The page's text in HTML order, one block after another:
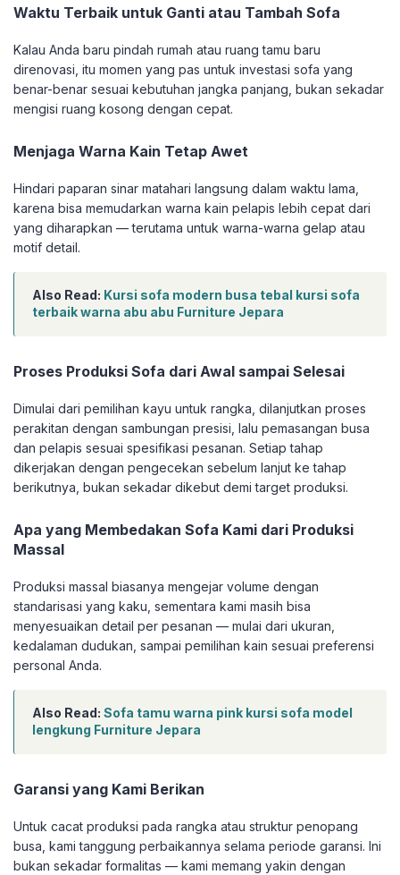
Waktu Terbaik untuk Ganti atau Tambah Sofa
Kalau Anda baru pindah rumah atau ruang tamu baru
direnovasi, itu momen yang pas untuk investasi sofa yang
benar-benar sesuai kebutuhan jangka panjang, bukan sekadar
mengisi ruang kosong dengan cepat.
Menjaga Warna Kain Tetap Awet
Hindari paparan sinar matahari langsung dalam waktu lama,
karena bisa memudarkan warna kain pelapis lebih cepat dari
yang diharapkan — terutama untuk warna-warna gelap atau
motif detail.
Also Read: Kursi sofa modern busa tebal kursi sofa
terbaik warna abu abu Furniture Jepara
Proses Produksi Sofa dari Awal sampai Selesai
Dimulai dari pemilihan kayu untuk rangka, dilanjutkan proses
perakitan dengan sambungan presisi, lalu pemasangan busa
dan pelapis sesuai spesifikasi pesanan. Setiap tahap
dikerjakan dengan pengecekan sebelum lanjut ke tahap
berikutnya, bukan sekadar dikebut demi target produksi.
Apa yang Membedakan Sofa Kami dari Produksi
Massal
Produksi massal biasanya mengejar volume dengan
standarisasi yang kaku, sementara kami masih bisa
menyesuaikan detail per pesanan — mulai dari ukuran,
kedalaman dudukan, sampai pemilihan kain sesuai preferensi
personal Anda.
Also Read: Sofa tamu warna pink kursi sofa model
lengkung Furniture Jepara
Garansi yang Kami Berikan
Untuk cacat produksi pada rangka atau struktur penopang
busa, kami tanggung perbaikannya selama periode garansi. Ini
bukan sekadar formalitas — kami memang yakin dengan